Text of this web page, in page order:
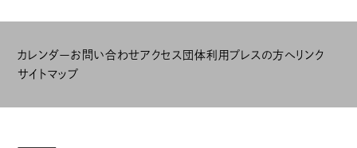
カレンダーお問い合わせアクセス 団体利用 プレスの方へリンク
サイトマップ